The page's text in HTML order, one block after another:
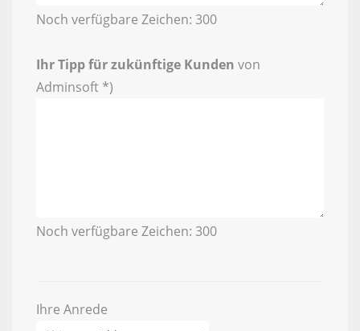
Noch verfügbare Zeichen: 300
Ihr Tipp für zukünftige Kunden von
Adminsoft *)
Noch verfügbare Zeichen: 300
Ihre Anrede